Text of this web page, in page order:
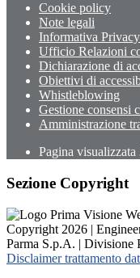
Cookie policy
Note legali
Informativa Privacy
Ufficio Relazioni
Dichiarazione di
Obiettivi di
Whistleblowing
Gestione consensi
Amministrazione
Pagina visualizzata
Sezione Copyright
Copyright 2026 |
Parma S.p.A. | Divisione
Disclaimer trattamento